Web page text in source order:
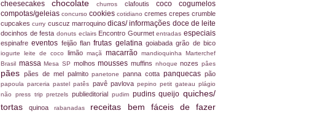
cheesecakeschocolatechurros clafoutis cococogumelos
compotas/geleias concurso cookies cotidiano cremes crepes crumble
cupcakescurry cuscuz marroquino dicas/ informações doce de leite
docinhos de festa donuts eclairs Encontro Gourmetentradas especiais
espinafreeventos feijãoflanfrutas gelatinagoiabadagrão de bico
iogurte leite de coco limão maçã macarrão mandioquinha Marterchef
Brasil massaMesa SP molhosmoussesmuffins nhoquenozespâes
pães pães de mel palmitopanetonepanna cottapanquecaspão
papoulaparceriapastelpatês pavê pavlova pepino petit gateauplágio
não press trippretzels publieditorial pudim pudinsqueijo quiches/
tortasquinoarabanadas receitas bem fáceis de fazer